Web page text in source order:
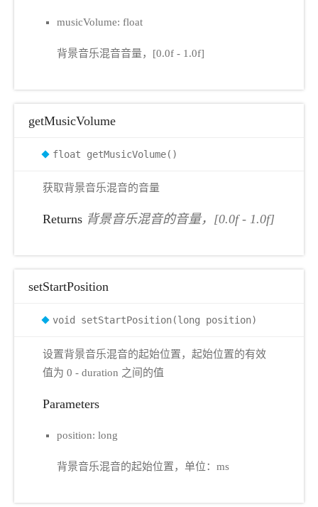
musicVolume: float
背景音乐混音音量，[0.0f - 1.0f]
getMusicVolume
float getMusicVolume()
获取背景音乐混音的音量
Returns 背景音乐混音的音量，[0.0f - 1.0f]
setStartPosition
void setStartPosition(long position)
设置背景音乐混音的起始位置，起始位置的有效
值为 0 - duration 之间的值
Parameters
position: long
背景音乐混音的起始位置，单位：ms